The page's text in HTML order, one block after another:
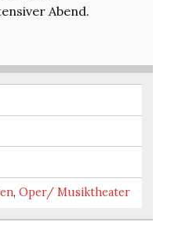
Abend.
, Oper/ Musiktheater